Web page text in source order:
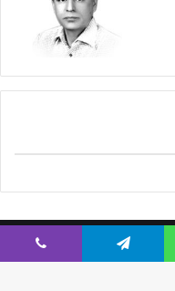
YouTube
InstagramTelegram
Viber